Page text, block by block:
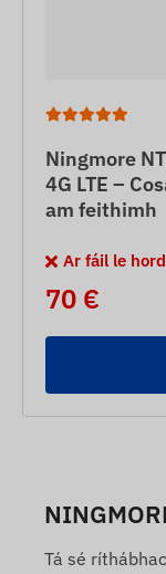
Ningmore
4G LTE –
am feithimh
Ar fáil le
70 €
Tá sé